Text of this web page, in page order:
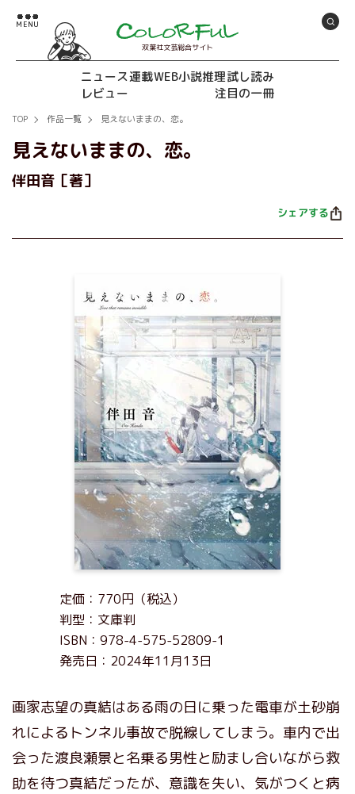
双葉社文芸総合サイト
ニュース連載WEB小説推理試し読み
レビュー
注目の一冊
TOP 作品一覧 見えないままの、恋。
見えないままの、恋。
伴田音［著］
シェアする
定価：770円（税込）
判型：文庫判
ISBN：978-4-575-52809-1
発売日：2024年11月13日
画家志望の真結はある雨の日に乗った電車が土砂崩
れによるトンネル事故で脱線してしまう。車内で出
会った渡良瀬景と名乗る男性と励まし合いながら救
助を待つ真結だったが、意識を失い、気がつくと病